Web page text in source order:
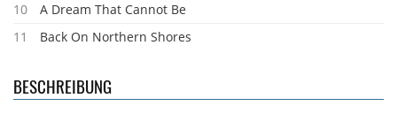
10
A Dream That Cannot Be
11
Back On Northern Shores
BESCHREIBUNG